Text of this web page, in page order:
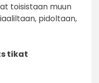
toisistaan muun
pidoltaan,
tikat